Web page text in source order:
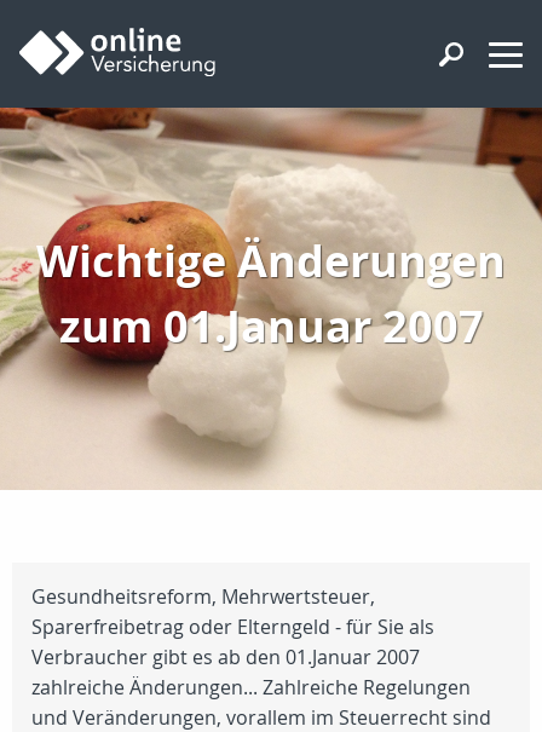
Wichtige Änderungen
zum 01.Januar 2007
Gesundheitsreform, Mehrwertsteuer,
Sparerfreibetrag oder Elterngeld - für Sie als
Verbraucher gibt es ab den 01.Januar 2007
zahlreiche Änderungen... Zahlreiche Regelungen
und Veränderungen, vorallem im Steuerrecht sind